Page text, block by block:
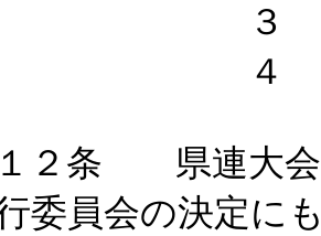
執行
統制
２条 県連大会
委員会の決定に